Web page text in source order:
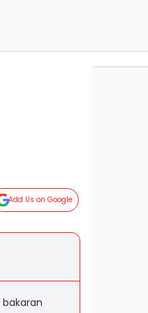
Add Us on Google